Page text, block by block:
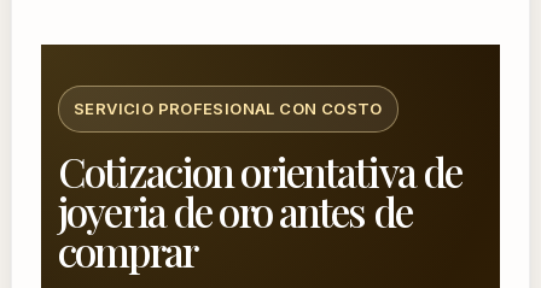
SERVICIO PROFESIONAL CON COSTO
Cotizacion orientativa de
joyeria de oro antes de
comprar